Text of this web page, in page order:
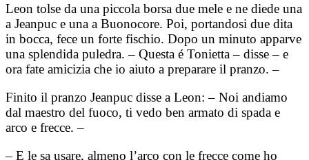
Leon tolse da una piccola borsa due mele e ne diede una
a Jeanpuc e una a Buonocore. Poi, portandosi due dita
in bocca, fece un forte fischio. Dopo un minuto apparve
una splendida puledra. – Questa é Tonietta – disse – e
ora fate amicizia che io aiuto a preparare il pranzo. –
Finito il pranzo Jeanpuc disse a Leon: – Noi andiamo
dal maestro del fuoco, ti vedo ben armato di spada e
arco e frecce. –
– E le sa usare, almeno l’arco con le frecce come ho